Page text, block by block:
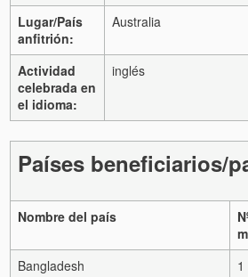
Lugar/País
anfitrión:
Australia
Actividad
celebrada en
el idioma:
inglés
Países beneficiarios/
Nombre del país
Bangladesh
1